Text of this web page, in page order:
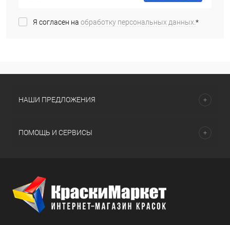
Я согласен на обработку персональных данных.*
НАШИ ПРЕДЛОЖЕНИЯ
ПОМОЩЬ И СЕРВИСЫ